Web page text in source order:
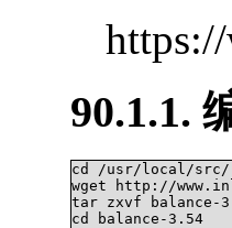
90.1.1.
cd /usr/local/src/
wget http://
tar zxvf balance-
cd balance-3.54